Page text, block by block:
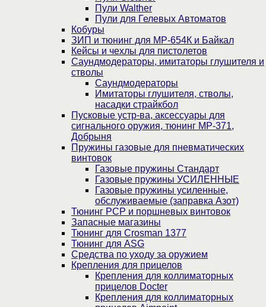
Пули Walther
Пули для Гелевых Автоматов
Кобуры
ЗИП и тюнинг для МР-654К и Байкал
Кейсы и чехлы для пистолетов
Саундмодераторы, имитаторы глушителя и
стволы
Саундмодераторы
Имитаторы глушителя, стволы,
насадки страйкбол
Пусковые устр-ва, аксессуары для
сигнального оружия, тюнинг МР-371,
Добрыня
Пружины газовые для пневматических
винтовок
Газовые пружины Стандарт
Газовые пружины УСИЛЕННЫЕ
Газовые пружины усиленные,
обслуживаемые (заправка Азот)
Тюнинг PCP и поршневых винтовок
Запасные магазины
Тюнинг для Crosman 1377
Тюнинг для ASG
Средства по уходу за оружием
Крепления для прицелов
Крепления для коллиматорных
прицелов Docter
Крепления для коллиматорных